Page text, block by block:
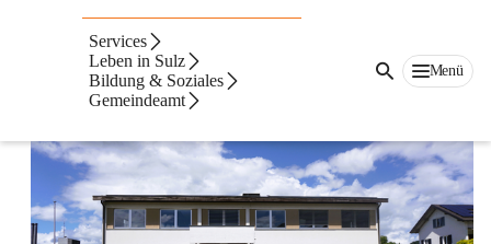
Services
Leben in Sulz
Bildung & Soziales
Gemeindeamt
Menü
Ansprechpartner &
Öffnungszeiten